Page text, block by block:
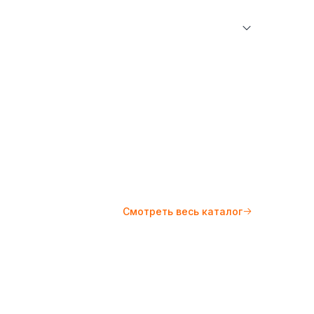
Рубашки
Смотреть весь каталог